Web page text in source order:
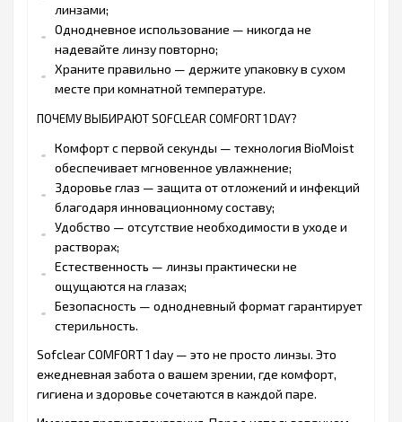
линзами;
Однодневное использование — никогда не
надевайте линзу повторно;
Храните правильно — держите упаковку в сухом
месте при комнатной температуре.
ПОЧЕМУ ВЫБИРАЮТ SOFCLEAR COMFORT 1 DAY?
Комфорт с первой секунды — технология BioMoist
обеспечивает мгновенное увлажнение;
Здоровье глаз — защита от отложений и инфекций
благодаря инновационному составу;
Удобство — отсутствие необходимости в уходе и
растворах;
Естественность — линзы практически не
ощущаются на глазах;
Безопасность — однодневный формат гарантирует
стерильность.
Sofclear COMFORT 1 day — это не просто линзы. Это
ежедневная забота о вашем зрении, где комфорт,
гигиена и здоровье сочетаются в каждой паре.